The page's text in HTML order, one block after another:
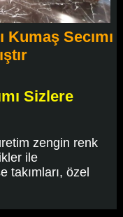
Kumaş Secımı
Sizlere
zengin renk
ile
takımları, özel